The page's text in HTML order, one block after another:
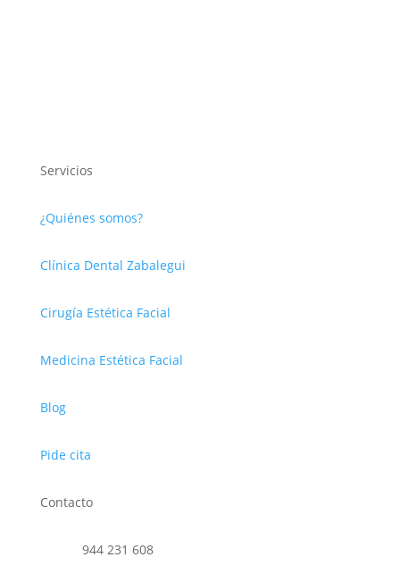
Servicios
¿Quiénes somos?
Clínica Dental Zabalegui
Cirugía Estética Facial
Medicina Estética Facial
Blog
Pide cita
Contacto
944 231 608